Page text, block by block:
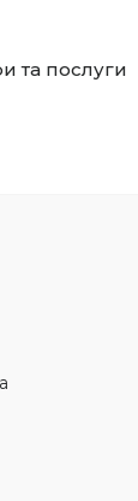
та послуги